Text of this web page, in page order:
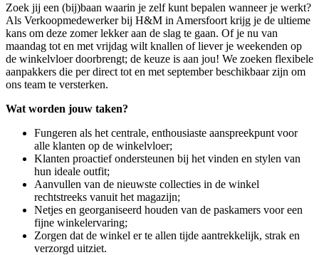
Zoek jij een (bij)baan waarin je zelf kunt bepalen wanneer je werkt?
Als Verkoopmedewerker bij H&M in Amersfoort krijg je de ultieme
kans om deze zomer lekker aan de slag te gaan. Of je nu van
maandag tot en met vrijdag wilt knallen of liever je weekenden op
de winkelvloer doorbrengt; de keuze is aan jou! We zoeken flexibele
aanpakkers die per direct tot en met september beschikbaar zijn om
ons team te versterken.
Wat worden jouw taken?
Fungeren als het centrale, enthousiaste aanspreekpunt voor
alle klanten op de winkelvloer;
Klanten proactief ondersteunen bij het vinden en stylen van
hun ideale outfit;
Aanvullen van de nieuwste collecties in de winkel
rechtstreeks vanuit het magazijn;
Netjes en georganiseerd houden van de paskamers voor een
fijne winkelervaring;
Zorgen dat de winkel er te allen tijde aantrekkelijk, strak en
verzorgd uitziet.